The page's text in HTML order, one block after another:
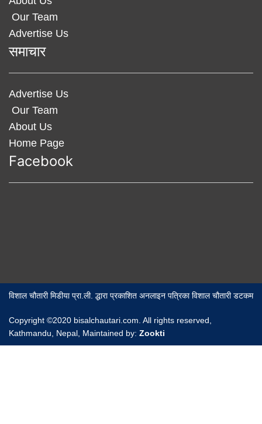
Our Team
Advertise Us
समाचार
Advertise Us
Our Team
About Us
Home Page
Facebook
विशाल चौतारी मिडीया प्रा.ली. द्धारा प्रकाशित अनलाइन पत्रिका विशाल चौतारी डटकम
Copyright ©2020 bisalchautari.com. All rights reserved,
Kathmandu, Nepal, Maintained by: Zookti